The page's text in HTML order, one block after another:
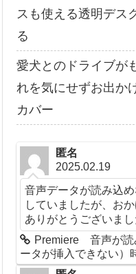
スも使える透明デス
る
愛犬とのドライブが
れを気にせずお出か
カバー
匿名
2025.02.19
音声データが読み込
していましたが、お
ありがとうございまし
Premiere 音声が読
ータが挿入できない）